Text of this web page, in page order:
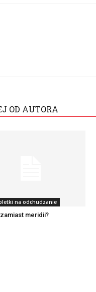
OD AUTORA
na odchudzanie
meridii?